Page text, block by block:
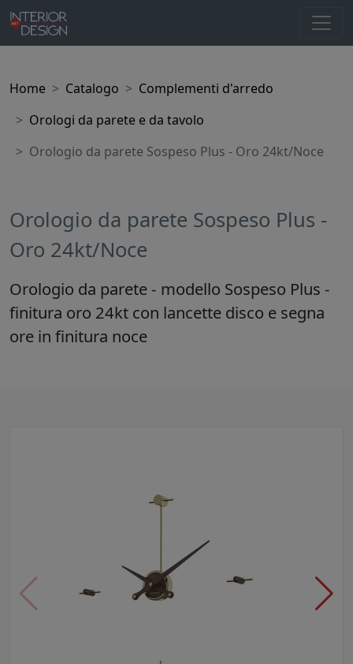
Home Catalogo
Complementi d'arredo
Orologi da parete e da tavolo
Orologio da parete Sospeso Plus - Oro 24kt/Noce
Orologio da parete Sospeso Plus -
Oro 24kt/Noce
Orologio da parete - modello Sospeso Plus -
finitura oro 24kt con lancette disco e segna
ore in finitura noce